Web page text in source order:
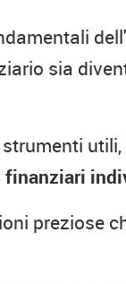
sia
finanziari
preziose